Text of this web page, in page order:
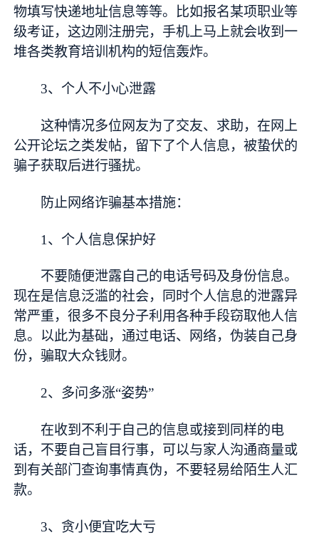
物填写快递地址信息等等。比如报名某项职业等
级考证，这边刚注册完，手机上马上就会收到一
堆各类教育培训机构的短信轰炸。
3、个人不小心泄露
这种情况多位网友为了交友、求助，在网上
公开论坛之类发帖，留下了个人信息，被蛰伏的
骗子获取后进行骚扰。
防止网络诈骗基本措施：
1、个人信息保护好
不要随便泄露自己的电话号码及身份信息。
现在是信息泛滥的社会，同时个人信息的泄露异
常严重，很多不良分子利用各种手段窃取他人信
息。以此为基础，通过电话、网络，伪装自己身
份，骗取大众钱财。
2、多问多涨“姿势”
在收到不利于自己的信息或接到同样的电
话，不要自己盲目行事，可以与家人沟通商量或
到有关部门查询事情真伪，不要轻易给陌生人汇
款。
3、贪小便宜吃大亏